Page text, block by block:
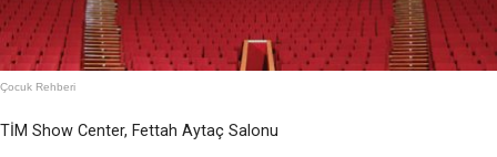
Çocuk Rehberi
TİM Show Center, Fettah Aytaç Salonu